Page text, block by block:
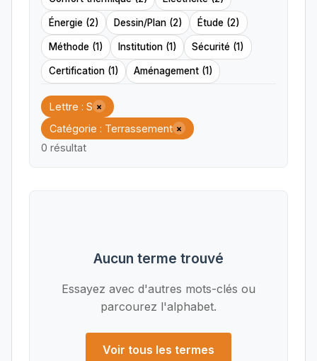
Énergie (2) Dessin/Plan (2) Étude (2)
Méthode (1) Institution (1) Sécurité (1)
Certification (1) Aménagement (1)
Lettre : S ×
Catégorie : Terrassement ×
0 résultat
Aucun terme trouvé
Essayez avec d'autres mots-clés ou
parcourez l'alphabet.
Voir tous les termes